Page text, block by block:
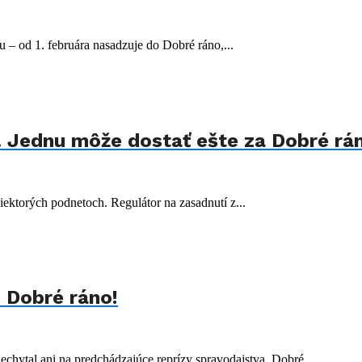
od 1. februára nasadzuje do Dobré ráno,...
môže dostať ešte za Dobré
podnetoch. Regulátor na zasadnutí z...
ráno!